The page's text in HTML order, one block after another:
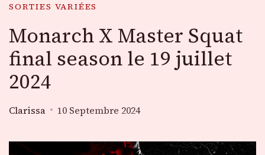
SORTIES VARIÉES
Monarch X Master Squat
final season le 19 juillet
2024
Clarissa 10 Septembre 2024